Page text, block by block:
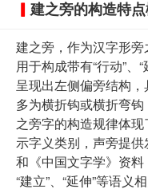
建之旁的构造特
建之旁，作为汉字形旁
用于构成带有“行动”、
呈现出左侧偏旁结构
多为横折钩或横折弯
之旁字的构造规律体
示字义类别，声旁提供
和《中国文字学》资料
“建立”、“延伸”等语义相